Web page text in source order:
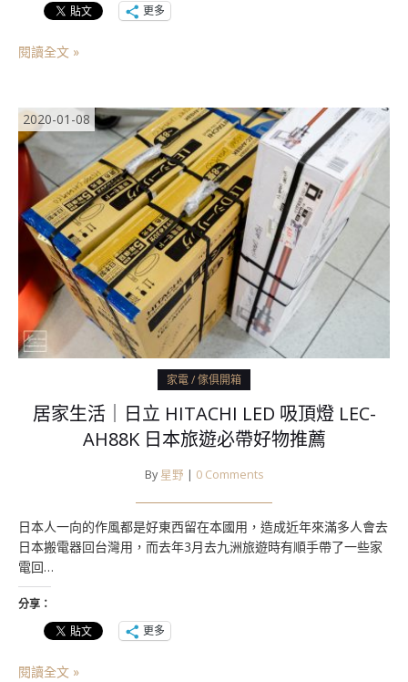
更多
閱讀全文 »
2020-01-08
家電 / 傢俱開箱
居家生活｜日立 HITACHI LED 吸頂燈 LEC-
AH88K 日本旅遊必帶好物推薦
By 星野 | 0 Comments
日本人一向的作風都是好東西留在本國用，造成近年來滿多人會去
日本搬電器回台灣用，而去年3月去九洲旅遊時有順手帶了一些家
電回…
分享：
更多
閱讀全文 »